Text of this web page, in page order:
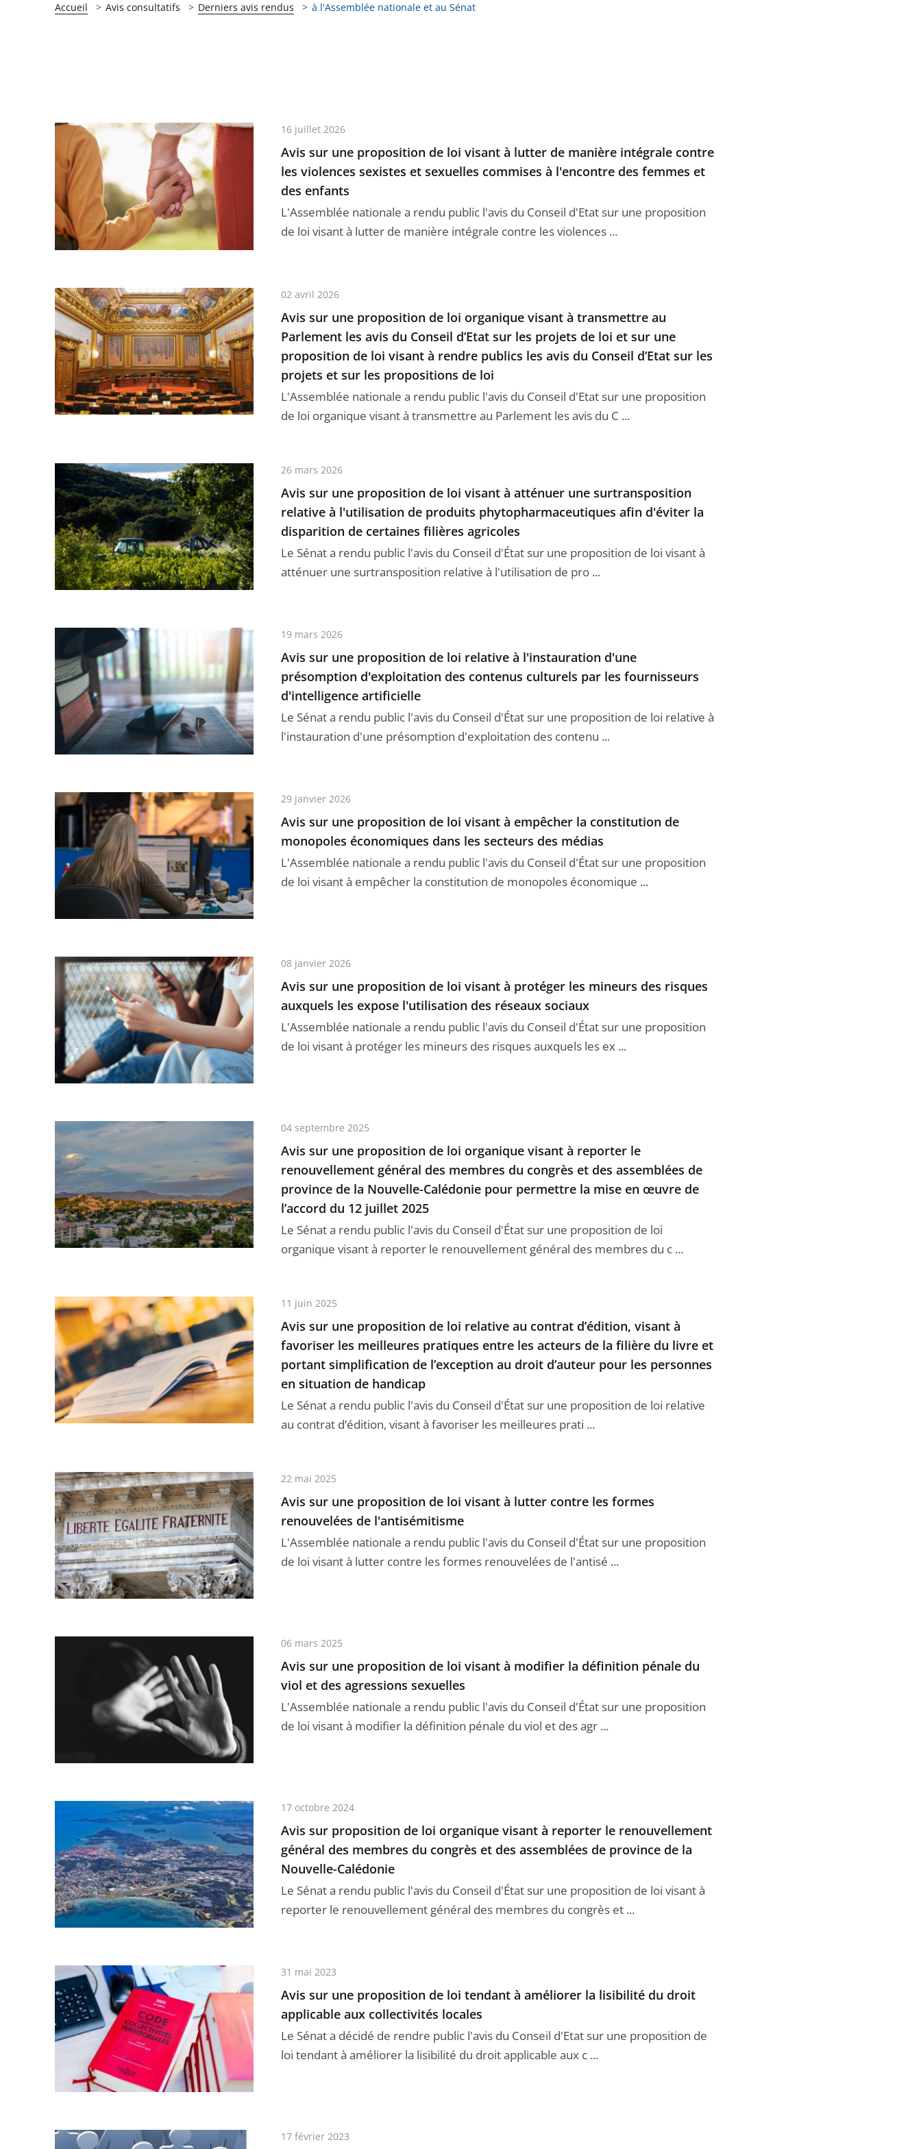
Accueil Avis consultatifs Derniers avis rendus à l'Assemblée nationale et au Sénat
Avis sur une proposition de loi visant à lutter de manière intégrale contre
les violences sexistes et sexuelles commises à l'encontre des femmes et
des enfants
L'Assemblée nationale a rendu public l'avis du Conseil d'Etat sur une proposition
de loi visant à lutter de manière intégrale contre les violences ...
16 juillet 2026
Avis sur une proposition de loi organique visant à transmettre au
Parlement les avis du Conseil d’Etat sur les projets de loi et sur une
proposition de loi visant à rendre publics les avis du Conseil d’Etat sur les
projets et sur les propositions de loi
L'Assemblée nationale a rendu public l'avis du Conseil d'Etat sur une proposition
de loi organique visant à transmettre au Parlement les avis du C ...
02 avril 2026
Avis sur une proposition de loi visant à atténuer une surtransposition
relative à l'utilisation de produits phytopharmaceutiques afin d'éviter la
disparition de certaines filières agricoles
Le Sénat a rendu public l'avis du Conseil d'État sur une proposition de loi visant à
atténuer une surtransposition relative à l'utilisation de pro ...
26 mars 2026
Avis sur une proposition de loi relative à l'instauration d'une
présomption d'exploitation des contenus culturels par les fournisseurs
d'intelligence artificielle
Le Sénat a rendu public l'avis du Conseil d'État sur une proposition de loi relative à
l'instauration d'une présomption d'exploitation des contenu ...
19 mars 2026
Avis sur une proposition de loi visant à empêcher la constitution de
monopoles économiques dans les secteurs des médias
L'Assemblée nationale a rendu public l'avis du Conseil d'État sur une proposition
de loi visant à empêcher la constitution de monopoles économique ...
29 janvier 2026
Avis sur une proposition de loi visant à protéger les mineurs des risques
auxquels les expose l'utilisation des réseaux sociaux
L'Assemblée nationale a rendu public l'avis du Conseil d'État sur une proposition
de loi visant à protéger les mineurs des risques auxquels les ex ...
08 janvier 2026
Avis sur une proposition de loi organique visant à reporter le
renouvellement général des membres du congrès et des assemblées de
province de la Nouvelle-Calédonie pour permettre la mise en œuvre de
l’accord du 12 juillet 2025
Le Sénat a rendu public l'avis du Conseil d'État sur une proposition de loi
organique visant à reporter le renouvellement général des membres du c ...
04 septembre 2025
Avis sur une proposition de loi relative au contrat d’édition, visant à
favoriser les meilleures pratiques entre les acteurs de la filière du livre et
portant simplification de l’exception au droit d’auteur pour les personnes
en situation de handicap
Le Sénat a rendu public l'avis du Conseil d'État sur une proposition de loi relative
au contrat d’édition, visant à favoriser les meilleures prati ...
11 juin 2025
Avis sur une proposition de loi visant à lutter contre les formes
renouvelées de l'antisémitisme
L'Assemblée nationale a rendu public l'avis du Conseil d'État sur une proposition
de loi visant à lutter contre les formes renouvelées de l'antisé ...
22 mai 2025
Avis sur une proposition de loi visant à modifier la définition pénale du
viol et des agressions sexuelles
L'Assemblée nationale a rendu public l'avis du Conseil d'État sur une proposition
de loi visant à modifier la définition pénale du viol et des agr ...
06 mars 2025
Avis sur proposition de loi organique visant à reporter le renouvellement
général des membres du congrès et des assemblées de province de la
Nouvelle-Calédonie
Le Sénat a rendu public l'avis du Conseil d'État sur une proposition de loi visant à
reporter le renouvellement général des membres du congrès et ...
17 octobre 2024
Avis sur une proposition de loi tendant à améliorer la lisibilité du droit
applicable aux collectivités locales
Le Sénat a décidé de rendre public l'avis du Conseil d'Etat sur une proposition de
loi tendant à améliorer la lisibilité du droit applicable aux c ...
31 mai 2023
17 février 2023